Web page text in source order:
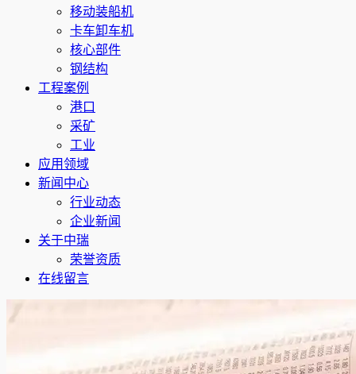
移动装船机
卡车卸车机
核心部件
钢结构
工程案例
港口
采矿
工业
应用领域
新闻中心
行业动态
企业新闻
关于中瑞
荣誉资质
在线留言